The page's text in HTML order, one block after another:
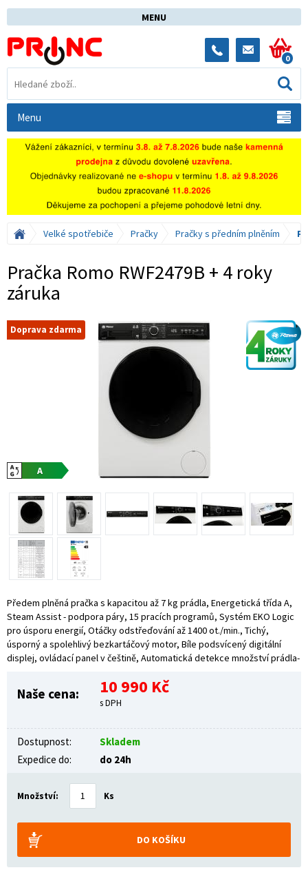
MENU
0
Menu
Velké spotřebiče Pračky Pračky s předním plněním
Pračka Romo RWF2479B + 4 roky
záruka
Doprava zdarma
Předem plněná pračka s kapacitou až 7 kg prádla, Energetická třída A,
Steam Assist - podpora páry, 15 pracích programů, Systém EKO Logic
pro úsporu energií, Otáčky odstřeďování až 1400 ot./min., Tichý,
úsporný a spolehlivý bezkartáčový motor, Bíle podsvícený digitální
displej, ovládací panel v češtině, Automatická detekce množství prádla-
Naše cena: 10 990 Kč
s DPH
Dostupnost:
Skladem
Expedice do:
do 24h
Množství: Ks